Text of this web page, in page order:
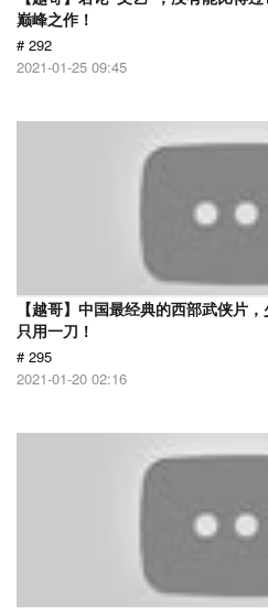
巅峰之作！
# 292
2021-01-25 09:45
【越哥】中国最经典的西部武侠片
只用一刀！
# 295
2021-01-20 02:16